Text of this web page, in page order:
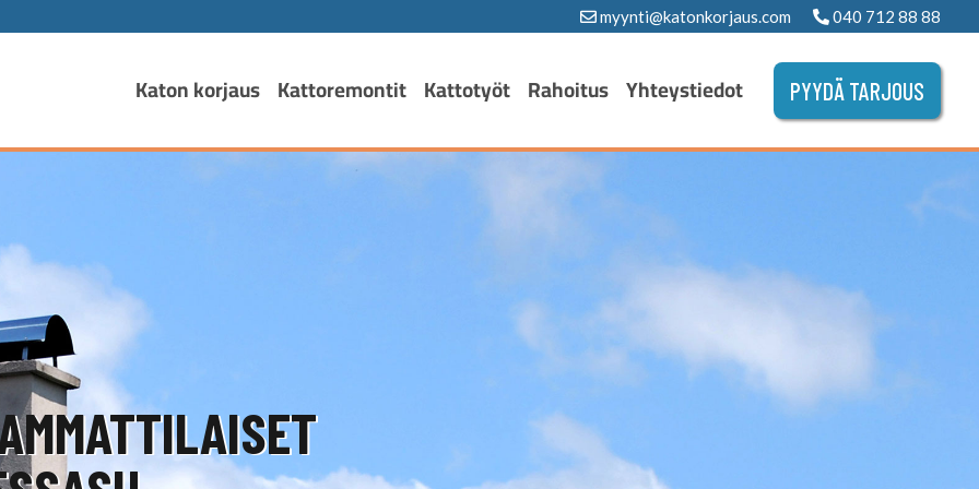
myynti@katonkorjaus.com 040 712 88 88
Katon korjaus Kattoremontit Kattotyöt Rahoitus Yhteystiedot PYYDÄ TARJOUS